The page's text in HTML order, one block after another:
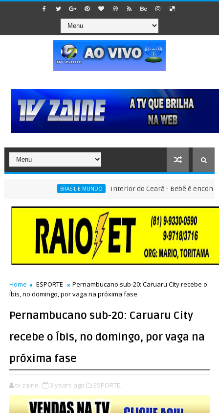
BRASIL E MUNDO Interior do Ceará - Bebê é encontrado
Home ESPORTE
Pernambucano sub-20: Caruaru City recebe o
Íbis, no domingo, por vaga na próxima fase
Pernambucano sub-20: Caruaru City
recebe o Íbis, no domingo, por vaga na
próxima fase
tv zaine 3 years ago ESPORTE,